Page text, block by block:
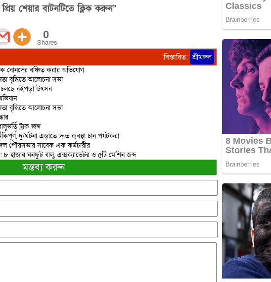
শেয়ার বাটনটিতে ক্লিক করুন”
0
Shares
বিস্তারিত: শ্রীমঙ্গল
বোনদের বঞ্চিত করার অভিযোগ
বৃদ্ধিতে আলোচনা সভা
চলছে বইপড়া উৎসব
বৃদ্ধিতে আলোচনা সভা
ট্রাক জব্দ
দু/র্ঘটনা এড়াতে দ্রুত ব্যবস্থা চান পর্যটকরা
পৌরসভার সাবেক এক কর্মচারীর
৮ হাজার ঘনফুট বালু, এক্সক্যাভেটর ও ৫টি মেশিন জব্দ
মন্তব্য করুন